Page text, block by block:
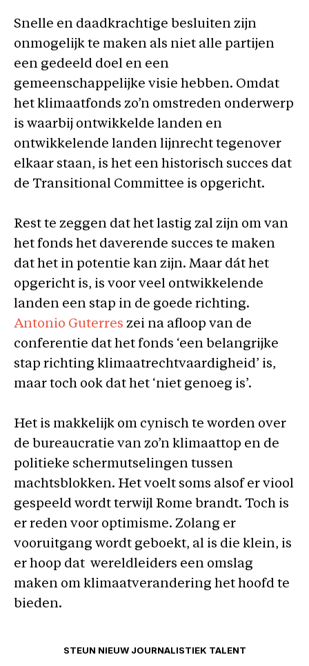
Snelle en daadkrachtige besluiten zijn
onmogelijk te maken als niet alle partijen
een gedeeld doel en een
gemeenschappelijke visie hebben. Omdat
het klimaatfonds zo’n omstreden onderwerp
is waarbij ontwikkelde landen en
ontwikkelende landen lijnrecht tegenover
elkaar staan, is het een historisch succes dat
de Transitional Committee is opgericht.
Rest te zeggen dat het lastig zal zijn om van
het fonds het daverende succes te maken
dat het in potentie kan zijn. Maar dát het
opgericht is, is voor veel ontwikkelende
landen een stap in de goede richting.
Antonio Guterres zei na afloop van de
conferentie dat het fonds ‘een belangrijke
stap richting klimaatrechtvaardigheid’ is,
maar toch ook dat het ‘niet genoeg is’.
Het is makkelijk om cynisch te worden over
de bureaucratie van zo’n klimaattop en de
politieke schermutselingen tussen
machtsblokken. Het voelt soms alsof er viool
gespeeld wordt terwijl Rome brandt. Toch is
er reden voor optimisme. Zolang er
vooruitgang wordt geboekt, al is die klein, is
er hoop dat wereldleiders een omslag
maken om klimaatverandering het hoofd te
bieden.
STEUN NIEUW JOURNALISTIEK TALENT